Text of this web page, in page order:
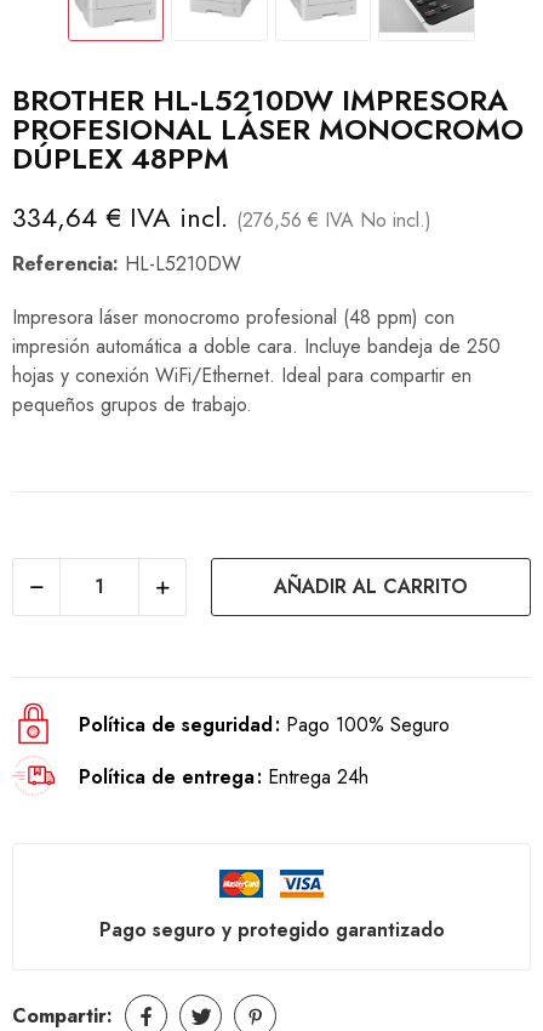
BROTHER HL-L5210DW IMPRESORA
PROFESIONAL LÁSER MONOCROMO
DÚPLEX 48PPM
334,64 € IVA incl. (276,56 € IVA No incl.)
Referencia: HL-L5210DW
Impresora láser monocromo profesional (48 ppm) con
impresión automática a doble cara. Incluye bandeja de 250
hojas y conexión WiFi/Ethernet. Ideal para compartir en
pequeños grupos de trabajo.
AÑADIR AL CARRITO
Política de seguridad Pago 100% Seguro
Política de entrega Entrega 24h
Pago seguro y protegido garantizado
Compartir: